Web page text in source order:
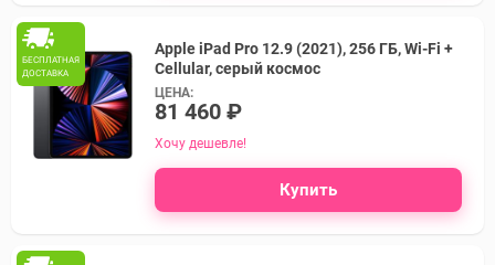
БЕСПЛАТНАЯ
ДОСТАВКА
Apple iPad Pro 12.9 (2021), 256 ГБ, Wi-Fi +
Cellular, серый космос
ЦЕНА:
81 460 ₽
Хочу дешевле!
Купить